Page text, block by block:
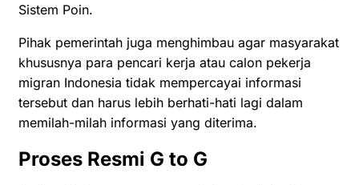
Sistem Poin.
Pihak pemerintah juga menghimbau agar masyarakat
khususnya para pencari kerja atau calon pekerja
migran Indonesia tidak mempercayai informasi
tersebut dan harus lebih berhati-hati lagi dalam
memilah-milah informasi yang diterima.
Proses Resmi G to G